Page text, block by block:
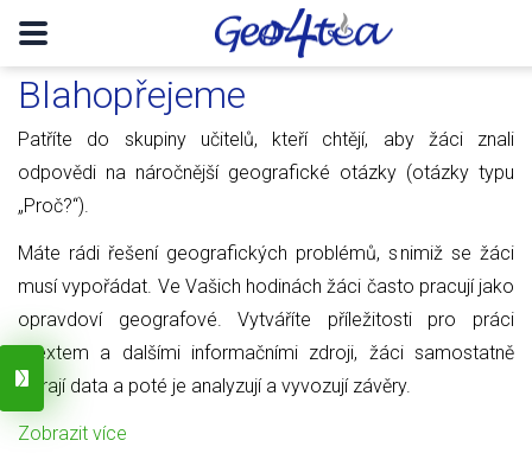
Blahopřejeme
Patříte do skupiny učitelů, kteří chtějí, aby žáci znali
odpovědi na náročnější geografické otázky (otázky typu
„Proč?“).
Máte rádi řešení geografických problémů, s nimiž se žáci
musí vypořádat. Ve Vašich hodinách žáci často pracují jako
opravdoví geografové. Vytváříte příležitosti pro práci
s textem a dalšími informačními zdroji, žáci samostatně
sbírají data a poté je analyzují a vyvozují závěry.
Zobrazit více